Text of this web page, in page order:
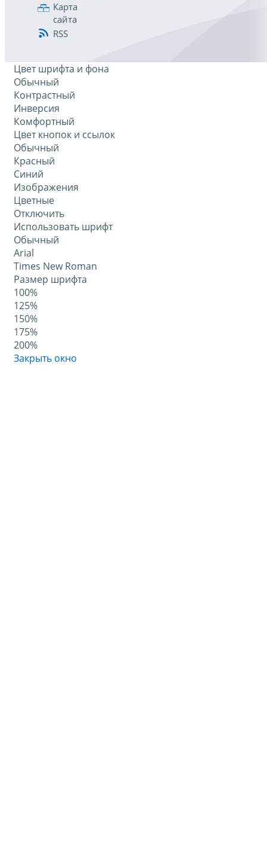
Карта
сайта
RSS
Цвет шрифта и фона
Обычный
Контрастный
Инверсия
Комфортный
Цвет кнопок и ссылок
Обычный
Красный
Синий
Изображения
Цветные
Отключить
Использовать шрифт
Обычный
Arial
Times New Roman
Размер шрифта
100%
125%
150%
175%
200%
Закрыть окно